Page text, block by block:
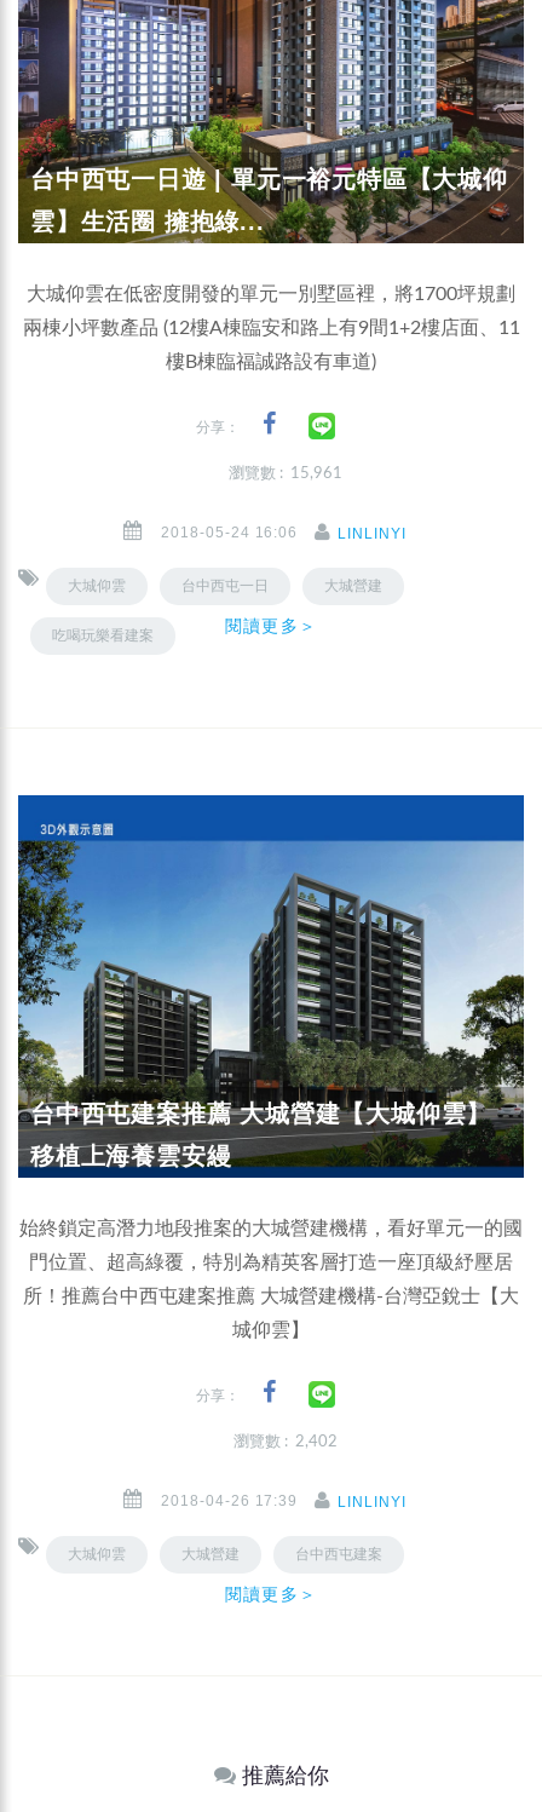
台中西屯一日遊 | 單元一裕元特區【大城仰
雲】生活圈 擁抱綠...
大城仰雲在低密度開發的單元一別墅區裡，將1700坪規劃
兩棟小坪數產品 (12樓A棟臨安和路上有9間1+2樓店面、11
樓B棟臨福誠路設有車道)
分享：
瀏覽數 : 15,961
2018-05-24 16:06 LINLINYI
大城仰雲 台中西屯一日 大城營建
吃喝玩樂看建案 閱讀更多＞
台中西屯建案推薦 大城營建【大城仰雲】
移植上海養雲安縵
始終鎖定高潛力地段推案的大城營建機構，看好單元一的國
門位置、超高綠覆，特別為精英客層打造一座頂級紓壓居
所！推薦台中西屯建案推薦 大城營建機構-台灣亞銳士【大
城仰雲】
分享：
瀏覽數 : 2,402
2018-04-26 17:39 LINLINYI
大城仰雲 大城營建 台中西屯建案
閱讀更多＞
推薦給你